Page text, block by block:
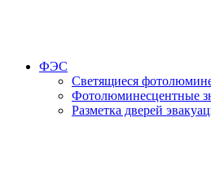
ФЭС
Светящиеся
Фотолюминесцентные
Разметка дверей